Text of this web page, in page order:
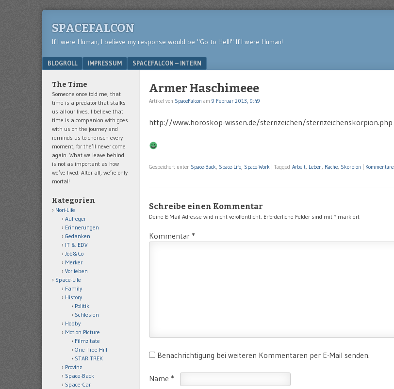
SPACEFALCON
If I were Human, I believe my response would be "Go to Hell!" If I were Human!
Menu
SKIP TO CONTENT
BLOGROLL IMPRESSUM SPACEFALCON – INTERN
Armer Haschimeee
Artikel von SpaceFalcon am 9 Februar 2013, 9:49
http://www.horoskop-wissen.de/sternzeichen/sternzeichenskorpion.php
Gespeichert unter Space-Back, Space-Life, Space-Work Tagged Arbeit, Leben, Rache, Skorpion Kommentare
Schreibe einen Kommentar
Deine E-Mail-Adresse wird nicht veröffentlicht. Erforderliche Felder sind mit * markiert
Kommentar *
Benachrichtigung bei weiteren Kommentaren per E-Mail senden.
Name *
The Time
Someone once told me, that
time is a predator that stalks
us all our lives. I believe that
time is a companion with goes
with us on the journey and
reminds us to cherisch every
moment, for the’ll never come
again. What we leave behind
is not as important as how
we’ve lived. After all, we’re only
mortal!
Kategorien
Nori-Life
Aufreger
Erinnerungen
Gedanken
IT & EDV
Job&Co
Merker
Vorlieben
Space-Life
Family
History
Politik
Schlesien
Hobby
Motion Picture
Filmzitate
One Tree Hill
STAR TREK
Provinz
Space-Back
Space-Car